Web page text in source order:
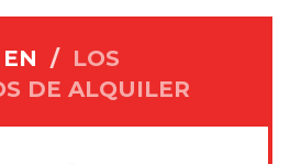
/ LOS
DE ALQUILER